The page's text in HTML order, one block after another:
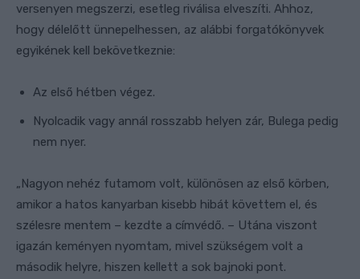
versenyen megszerzi, esetleg riválisa elveszíti. Ahhoz,
hogy délelőtt ünnepelhessen, az alábbi forgatókönyvek
egyikének kell bekövetkeznie:
Az első hétben végez.
Nyolcadik vagy annál rosszabb helyen zár, Bulega pedig
nem nyer.
„Nagyon nehéz futamom volt, különösen az első körben,
amikor a hatos kanyarban kisebb hibát követtem el, és
szélesre mentem – kezdte a címvédő. – Utána viszont
igazán keményen nyomtam, mivel szükségem volt a
második helyre, hiszen kellett a sok bajnoki pont.